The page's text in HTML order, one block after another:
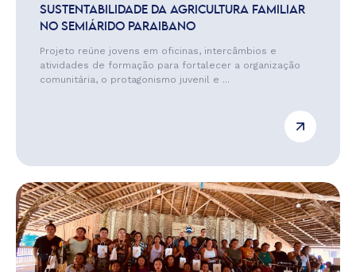
SUSTENTABILIDADE DA AGRICULTURA FAMILIAR
NO SEMIÁRIDO PARAIBANO
Projeto reúne jovens em oficinas, intercâmbios e
atividades de formação para fortalecer a organização
comunitária, o protagonismo juvenil e ...